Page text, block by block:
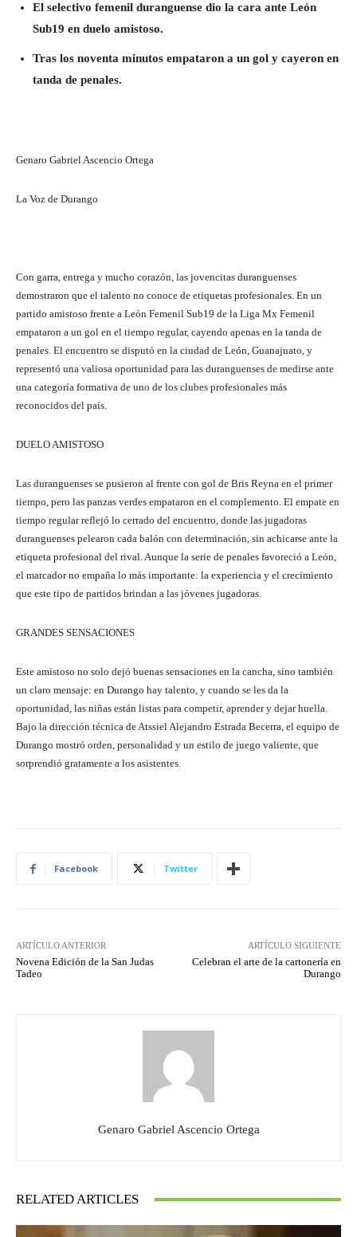
El selectivo femenil duranguense dio la cara ante León
Sub19 en duelo amistoso.
Tras los noventa minutos empataron a un gol y cayeron en
tanda de penales.
Genaro Gabriel Ascencio Ortega
La Voz de Durango
Con garra, entrega y mucho corazón, las jovencitas duranguenses
demostraron que el talento no conoce de etiquetas profesionales. En un
partido amistoso frente a León Femenil Sub19 de la Liga Mx Femenil
empataron a un gol en el tiempo regular, cayendo apenas en la tanda de
penales. El encuentro se disputó en la ciudad de León, Guanajuato, y
representó una valiosa oportunidad para las duranguenses de medirse ante
una categoría formativa de uno de los clubes profesionales más
reconocidos del país.
DUELO AMISTOSO
Las duranguenses se pusieron al frente con gol de Bris Reyna en el primer
tiempo, pero las panzas verdes empataron en el complemento. El empate en
tiempo regular reflejó lo cerrado del encuentro, donde las jugadoras
duranguenses pelearon cada balón con determinación, sin achicarse ante la
etiqueta profesional del rival. Aunque la serie de penales favoreció a León,
el marcador no empaña lo más importante: la experiencia y el crecimiento
que este tipo de partidos brindan a las jóvenes jugadoras.
GRANDES SENSACIONES
Este amistoso no solo dejó buenas sensaciones en la cancha, sino también
un claro mensaje: en Durango hay talento, y cuando se les da la
oportunidad, las niñas están listas para competir, aprender y dejar huella.
Bajo la dirección técnica de Atssiel Alejandro Estrada Becerra, el equipo de
Durango mostró orden, personalidad y un estilo de juego valiente, que
sorprendió gratamente a los asistentes.
Facebook Twitter
ARTÍCULO ANTERIOR
Novena Edición de la San Judas
Tadeo
ARTÍCULO SIGUIENTE
Celebran el arte de la cartonería en
Durango
Genaro Gabriel Ascencio Ortega
RELATED ARTICLES